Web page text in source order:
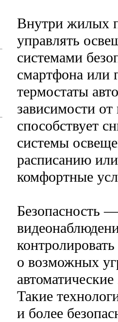
Внутри жилых
управлять
системами
смартфона или
термостаты
зависимости
способствует
системы
расписанию
комфортные
Безопасность
о возможных
Такие
и более